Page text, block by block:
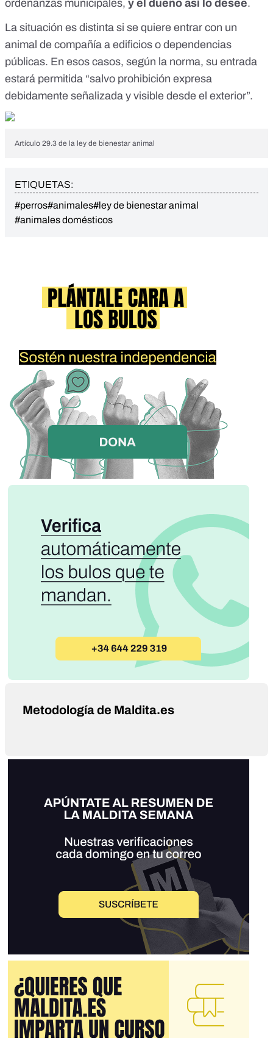
ordenanzas municipales, y el dueño así lo desee.
La situación es distinta si se quiere entrar con un
animal de compañía a edificios o dependencias
públicas. En esos casos, según la norma, su entrada
estará permitida “salvo prohibición expresa
debidamente señalizada y visible desde el exterior”.
Artículo 29.3 de la ley de bienestar animal
ETIQUETAS:
#perros#animales#ley de bienestar animal
#animales domésticos
Metodología de Maldita.es